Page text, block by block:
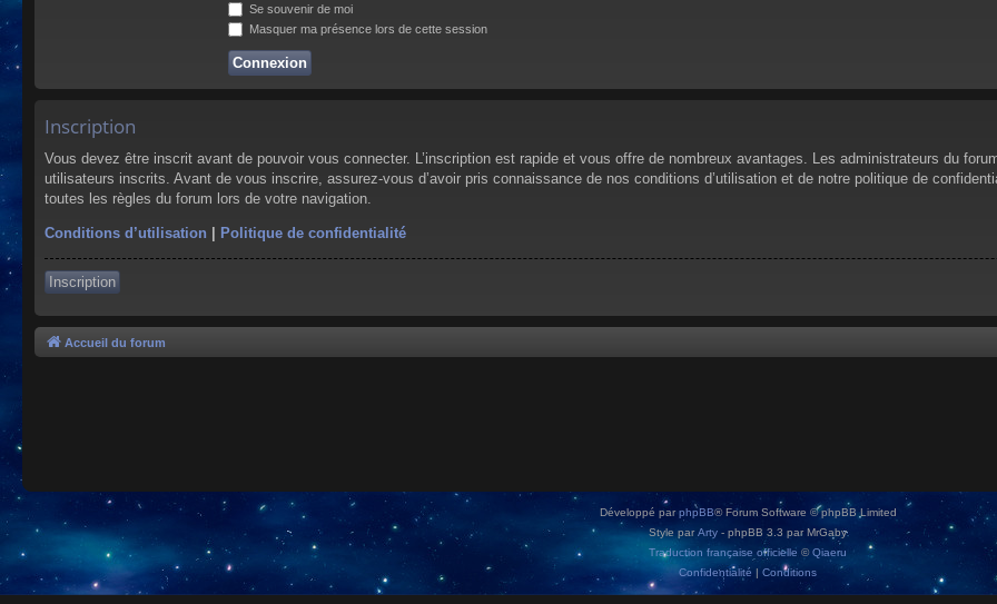
Se souvenir de moi
Masquer ma présence lors de cette session
Inscription
Vous devez être inscrit avant de pouvoir vous connecter. L’inscription est rapide et vous offre de nombreux avantages. Les administrateurs du
utilisateurs inscrits. Avant de vous inscrire, assurez-vous d’avoir pris connaissance de nos conditions d’utilisation et de notre politique de
toutes les règles du forum lors de votre navigation.
Conditions d’utilisation | Politique de confidentialité
Inscription
Accueil du forum
Développé parphpBB® Forum Software © phpBB Limited
Style par Arty - phpBB 3.3 par MrGaby
Traduction française officielle ©Qiaeru
Confidentialité | Conditions